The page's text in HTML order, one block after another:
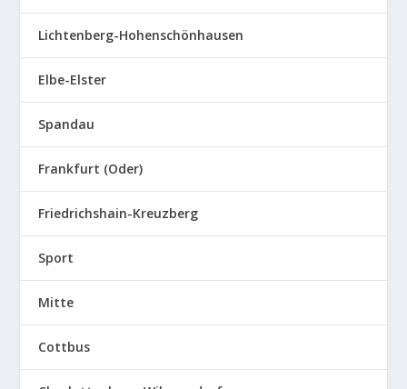
Lichtenberg-Hohenschönhausen
Elbe-Elster
Spandau
Frankfurt (Oder)
Friedrichshain-Kreuzberg
Sport
Mitte
Cottbus